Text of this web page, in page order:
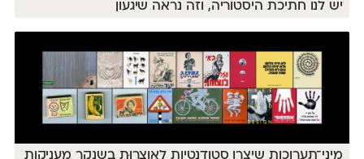
יש לנו חתיכת היסטוריה, וזה נראה שיגעון
מיני־תערוכות שיצרו סטודנטיות לאוצרוּת בשנקר מעניקות